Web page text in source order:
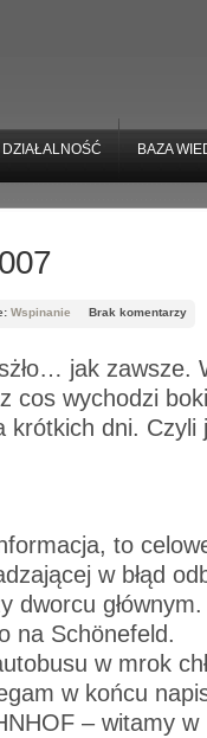
DZIAŁALNOŚĆ BAZA
Wspinanie Brak komentarzy
jak zawsze.
cos wychodzi
krótkich dni. Czyli
to
w błąd
dworcu
na Schönefeld.
w mrok
w końcu
– witamy